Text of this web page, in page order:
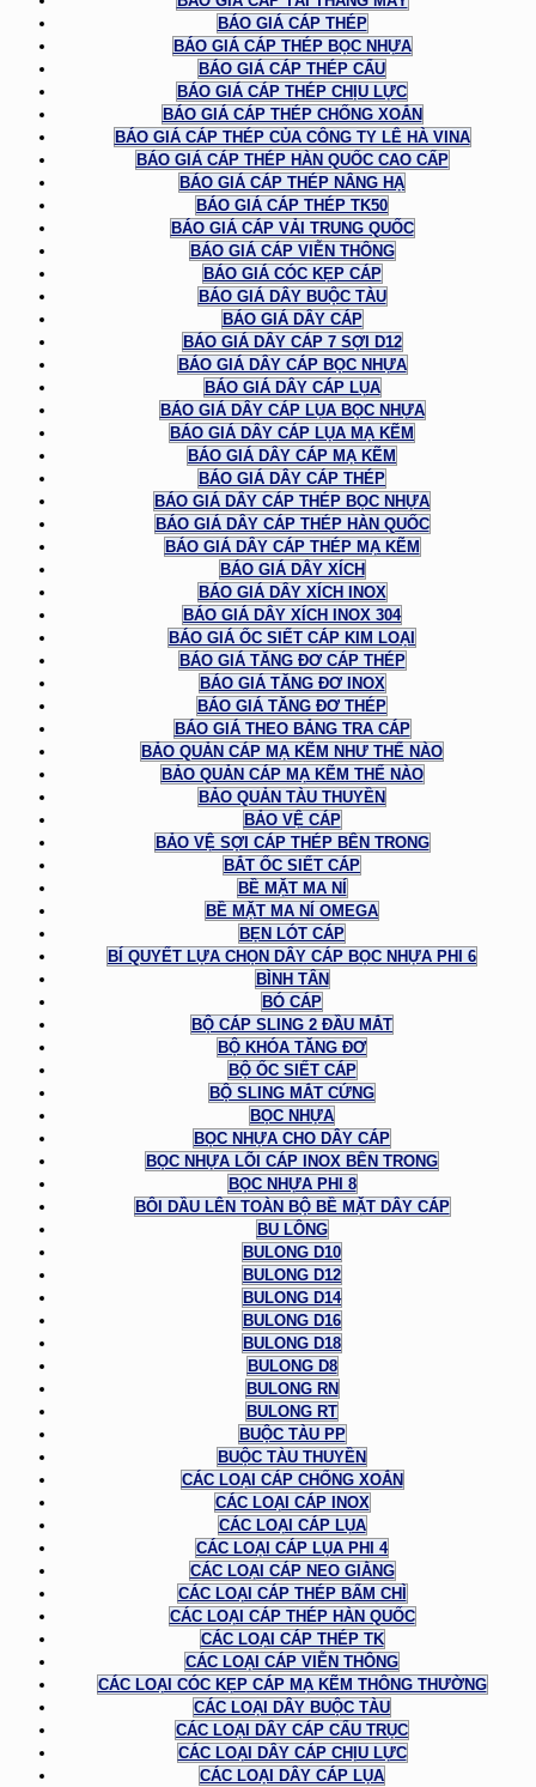
BÁO GIÁ CÁP THÉP
BÁO GIÁ CÁP THÉP BỌC NHỰA
BÁO GIÁ CÁP THÉP CẨU
BÁO GIÁ CÁP THÉP CHỊU LỰC
BÁO GIÁ CÁP THÉP CHỐNG XOẮN
BÁO GIÁ CÁP THÉP CỦA CÔNG TY LÊ HÀ VINA
BÁO GIÁ CÁP THÉP HÀN QUỐC CAO CẤP
BÁO GIÁ CÁP THÉP NÂNG HẠ
BÁO GIÁ CÁP THÉP TK50
BÁO GIÁ CÁP VẢI TRUNG QUỐC
BÁO GIÁ CÁP VIỄN THÔNG
BÁO GIÁ CÓC KẸP CÁP
BÁO GIÁ DÂY BUỘC TÀU
BÁO GIÁ DÂY CÁP
BÁO GIÁ DÂY CÁP 7 SỢI D12
BÁO GIÁ DÂY CÁP BỌC NHỰA
BÁO GIÁ DÂY CÁP LỤA
BÁO GIÁ DÂY CÁP LỤA BỌC NHỰA
BÁO GIÁ DÂY CÁP LỤA MẠ KẼM
BÁO GIÁ DÂY CÁP MẠ KẼM
BÁO GIÁ DÂY CÁP THÉP
BÁO GIÁ DÂY CÁP THÉP BỌC NHỰA
BÁO GIÁ DÂY CÁP THÉP HÀN QUỐC
BÁO GIÁ DÂY CÁP THÉP MẠ KẼM
BÁO GIÁ DÂY XÍCH
BÁO GIÁ DÂY XÍCH INOX
BÁO GIÁ DÂY XÍCH INOX 304
BÁO GIÁ ỐC SIẾT CÁP KIM LOẠI
BÁO GIÁ TĂNG ĐƠ CÁP THÉP
BÁO GIÁ TĂNG ĐƠ INOX
BÁO GIÁ TĂNG ĐƠ THÉP
BÁO GIÁ THEO BẢNG TRA CÁP
BẢO QUẢN CÁP MẠ KẼM NHƯ THẾ NÀO
BẢO QUẢN CÁP MẠ KẼM THẾ NÀO
BẢO QUẢN TÀU THUYỀN
BẢO VỆ CÁP
BẢO VỆ SỢI CÁP THÉP BÊN TRONG
BẮT ỐC SIẾT CÁP
BỀ MẶT MA NÍ
BỀ MẶT MA NÍ OMEGA
BẸN LÓT CÁP
BÍ QUYẾT LỰA CHỌN DÂY CÁP BỌC NHỰA PHI 6
BÌNH TÂN
BÓ CÁP
BỘ CÁP SLING 2 ĐẦU MẮT
BỘ KHÓA TĂNG ĐƠ
BỘ ỐC SIẾT CÁP
BỘ SLING MẮT CỨNG
BỌC NHỰA
BỌC NHỰA CHO DÂY CÁP
BỌC NHỰA LÕI CÁP INOX BÊN TRONG
BỌC NHỰA PHI 8
BÔI DẦU LÊN TOÀN BỘ BỀ MẶT DÂY CÁP
BU LÔNG
BULONG D10
BULONG D12
BULONG D14
BULONG D16
BULONG D18
BULONG D8
BULONG RN
BULONG RT
BUỘC TÀU PP
BUỘC TÀU THUYỀN
CÁC LOẠI CÁP CHỐNG XOẮN
CÁC LOẠI CÁP INOX
CÁC LOẠI CÁP LỤA
CÁC LOẠI CÁP LỤA PHI 4
CÁC LOẠI CÁP NEO GIẰNG
CÁC LOẠI CÁP THÉP BẤM CHÌ
CÁC LOẠI CÁP THÉP HÀN QUỐC
CÁC LOẠI CÁP THÉP TK
CÁC LOẠI CÁP VIỄN THÔNG
CÁC LOẠI CÓC KẸP CÁP MẠ KẼM THÔNG THƯỜNG
CÁC LOẠI DÂY BUỘC TÀU
CÁC LOẠI DÂY CÁP CẨU TRỤC
CÁC LOẠI DÂY CÁP CHỊU LỰC
CÁC LOẠI DÂY CÁP LỤA